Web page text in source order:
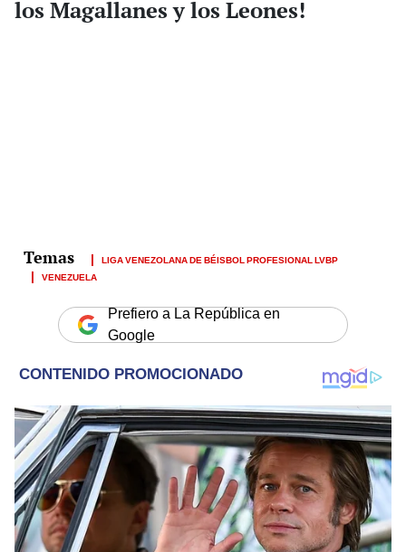
los Magallanes y los Leones!
LIGA VENEZOLANA DE BÉISBOL PROFESIONAL LVBP
VENEZUELA
Prefiero a La República en
Google